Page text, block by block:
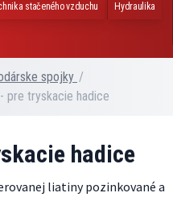
stačeného vzduchu Hydraulika
spojky /
pre tryskacie hadice
hadice
liatiny pozinkované a